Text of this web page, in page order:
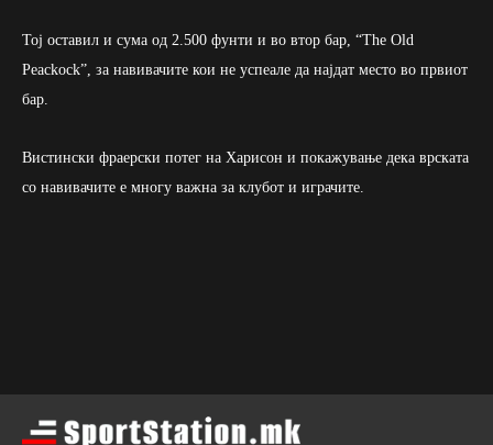
Тој оставил и сума од 2.500 фунти и во втор бар, “The Old
Peackock”, за навивачите кои не успеале да најдат место во првиот
бар.
Вистински фраерски потег на Харисон и покажување дека врската
со навивачите е многу важна за клубот и играчите.